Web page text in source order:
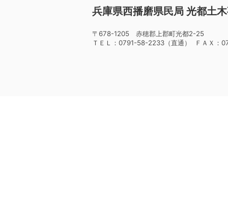
兵庫県西播磨県民局 光都土
〒678-1205 赤穂郡上郡町光都2-25
ＴＥＬ：0791-58-2233（直通） ＦＡＸ：